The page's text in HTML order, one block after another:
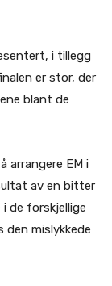
i tillegg
er stor, der
blant de
arrangere EM i
av en bitter
de forskjellige
den mislykkede